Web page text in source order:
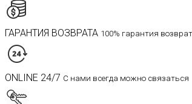
ГАРАНТИЯ ВОЗВРАТА 100% гарантия
ONLINE 24/7 С нами всегда можно связаться